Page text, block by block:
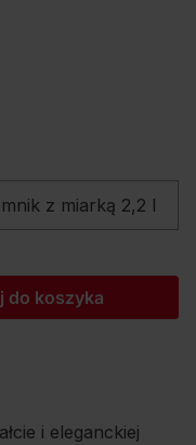
z miarką 2,2 l
żądaną
do koszyka
i eleganckiej